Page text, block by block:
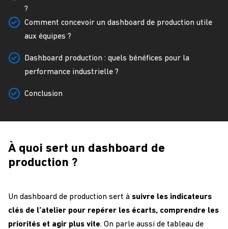
?
Comment concevoir un dashboard de production utile
aux équipes ?
Dashboard production : quels bénéfices pour la
performance industrielle ?
Conclusion
À quoi sert un dashboard de
production ?
Un dashboard de production sert à suivre les indicateurs
clés de l’atelier pour repérer les écarts, comprendre les
priorités et agir plus vite. On parle aussi de tableau de